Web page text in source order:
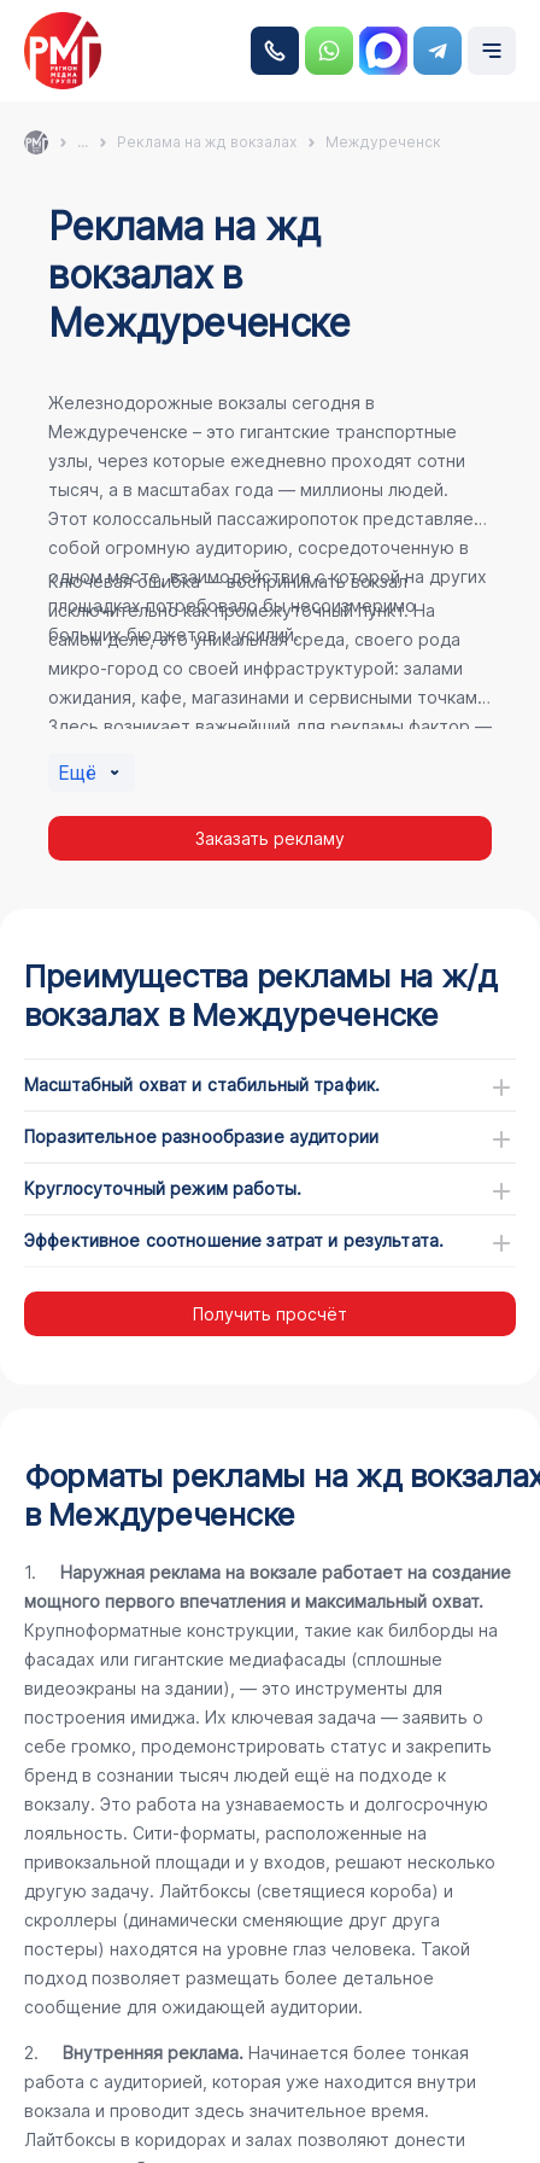
... Реклама на жд вокзалах Междуреченск
Реклама на жд
вокзалах в
Междуреченске
Железнодорожные вокзалы сегодня в
Междуреченске – это гигантские транспортные
узлы, через которые ежедневно проходят сотни
тысяч, а в масштабах года — миллионы людей.
Этот колоссальный пассажиропоток представляет
собой огромную аудиторию, сосредоточенную в
одном месте, взаимодействие с которой на других
площадках потребовало бы несоизмеримо
больших бюджетов и усилий.
Ключевая ошибка — воспринимать вокзал
исключительно как промежуточный пункт. На
самом деле, это уникальная среда, своего рода
микро-город со своей инфраструктурой: залами
ожидания, кафе, магазинами и сервисными точками.
Здесь возникает важнейший для рекламы фактор —
пассажир максимально открыт для информации, а
его внимание не так рассеяно, как при беглом
просмотре постов в соцсетях.
Ещё
Заказать рекламу
Преимущества рекламы на ж/д
вокзалах в Междуреченске
Масштабный охват и стабильный трафик.
Поразительное разнообразие аудитории
Круглосуточный режим работы.
Эффективное соотношение затрат и результата.
Получить просчёт
Форматы рекламы на жд
в Междуреченске
1. Наружная реклама на вокзале работает на создание
мощного первого впечатления и максимальный охват.
Крупноформатные конструкции, такие как билборды на
фасадах или гигантские медиафасады (сплошные
видеоэкраны на здании), — это инструменты для
построения имиджа. Их ключевая задача — заявить о
себе громко, продемонстрировать статус и закрепить
бренд в сознании тысяч людей ещё на подходе к
вокзалу. Это работа на узнаваемость и долгосрочную
лояльность. Сити-форматы, расположенные на
привокзальной площади и у входов, решают несколько
другую задачу. Лайтбоксы (светящиеся короба) и
скроллеры (динамически сменяющие друг друга
постеры) находятся на уровне глаз человека. Такой
подход позволяет размещать более детальное
сообщение для ожидающей аудитории.
2. Внутренняя реклама. Начинается более тонкая
работа с аудиторией, которая уже находится внутри
вокзала и проводит здесь значительное время.
Лайтбоксы в коридорах и залах позволяют донести